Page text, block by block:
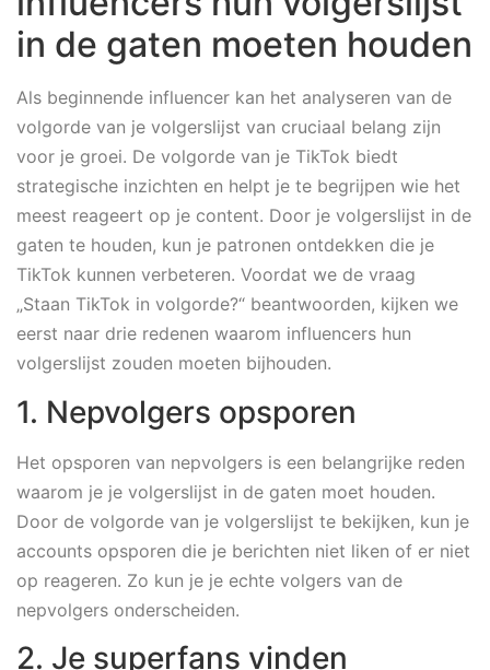
in de gaten moeten houden
Als beginnende influencer kan het analyseren van de
volgorde van je volgerslijst van cruciaal belang zijn
voor je groei. De volgorde van je TikTok biedt
strategische inzichten en helpt je te begrijpen wie het
meest reageert op je content. Door je volgerslijst in de
gaten te houden, kun je patronen ontdekken die je
TikTok kunnen verbeteren. Voordat we de vraag
„Staan TikTok in volgorde?“ beantwoorden, kijken we
eerst naar drie redenen waarom influencers hun
volgerslijst zouden moeten bijhouden.
1. Nepvolgers opsporen
Het opsporen van nepvolgers is een belangrijke reden
waarom je je volgerslijst in de gaten moet houden.
Door de volgorde van je volgerslijst te bekijken, kun je
accounts opsporen die je berichten niet liken of er niet
op reageren. Zo kun je je echte volgers van de
nepvolgers onderscheiden.
2. Je superfans vinden